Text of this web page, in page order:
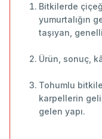
Bitkilerde
yumurtalığın
taşıyan,
Ürün, sonuç,
Tohumlu
karpellerin
gelen yapı.